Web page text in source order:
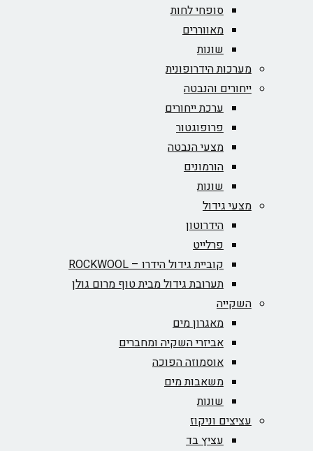
סופחי לחות
מאווררים
שונות
מערכות הידרופונית
ייחורים והנבטה
ערכת ייחורים
פרופוגטור
מצעי הנבטה
הורמונים
שונות
מצעי גידול
הידרוטון
פרלייט
קוביית גידול הידרו – ROCKWOOL‏
תערובת גידול מבית טוף מרום גולן
השקייה
מאגרון מים
אביזרי השקיה ומחברים
אוסמוזה הפוכה
משאבות מים
שונות
עציצים וניקוז
עציץ בד